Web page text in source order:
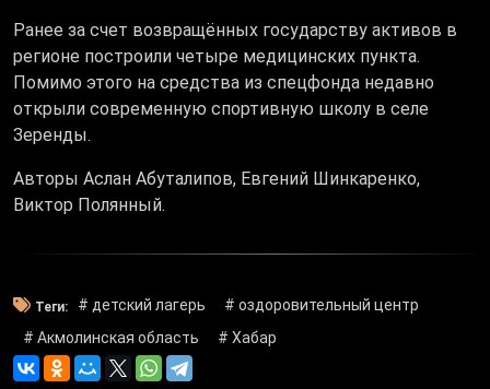
Ранее за счет возвращённых государству активов в
регионе построили четыре медицинских пункта.
Помимо этого на средства из спецфонда недавно
открыли современную спортивную школу в селе
Зеренды.
Авторы Аслан Абуталипов, Евгений Шинкаренко,
Виктор Полянный.
Теги: # детский лагерь
# оздоровительный центр
# Акмолинская область
# Хабар